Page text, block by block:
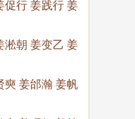
促行 姜践行 姜
淞朝 姜变乙 姜
奭 姜邰瀚 姜帆